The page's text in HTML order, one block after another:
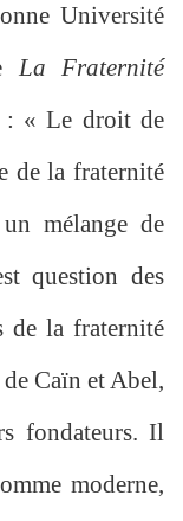
Université
La Fraternité
: « Le droit de
de la fraternité
mélange de
question des
de la fraternité
Caïn et Abel,
fondateurs. Il
moderne,